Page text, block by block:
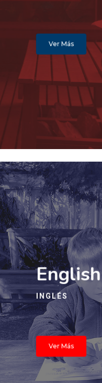
Ver Más
English
INGLÉS
Ver Más